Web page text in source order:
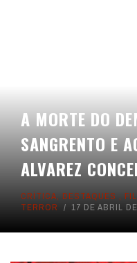
A MORTE DO
SANGRENTO E
ALVAREZ
CRÍTICA, DESTAQUES ,
TERROR
17 DE ABRIL